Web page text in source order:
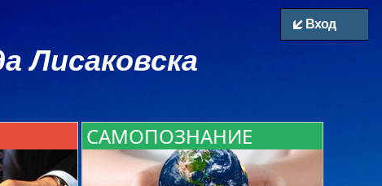
Лисаковска
САМОПОЗНАНИЕ
Вход